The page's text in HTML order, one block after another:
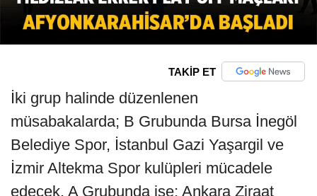
TAKİP ET
İki grup halinde düzenlenen
müsabakalarda; B Grubunda Bursa İnegöl
Belediye Spor, İstanbul Gazi Yaşargil ve
İzmir Altekma Spor kulüpleri mücadele
edecek. A Grubunda ise; Ankara Ziraat